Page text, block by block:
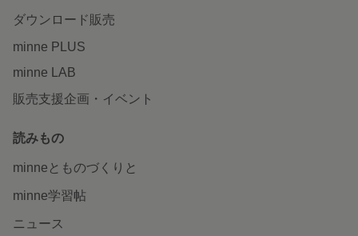
ダウンロード販売
minne PLUS
minne LAB
販売支援企画・イベント
読みもの
minneとものづくりと
minne学習帖
ニュース